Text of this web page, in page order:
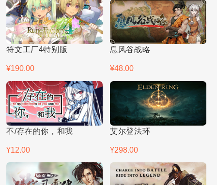
符文工厂4特别版
¥190.00
息风谷战略
¥48.00
不/存在的你，和我
¥12.00
艾尔登法环
¥298.00